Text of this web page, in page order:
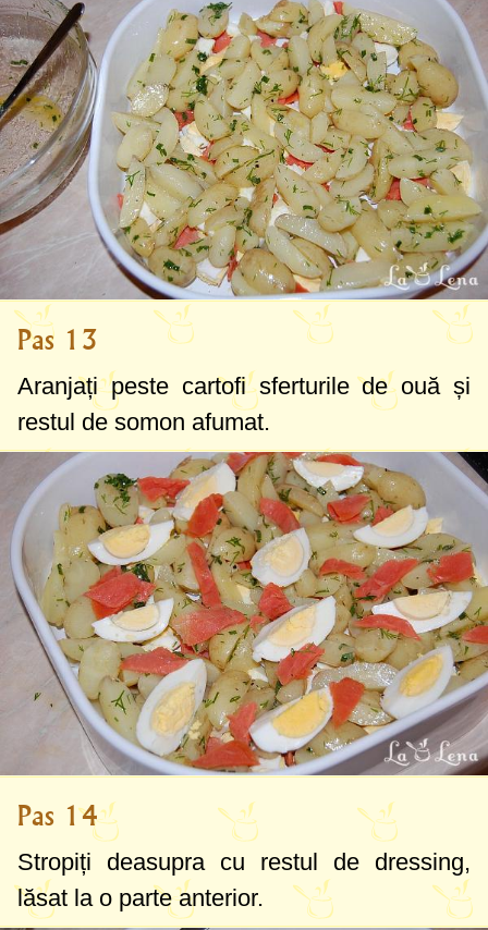
Pas 13
Aranjați peste cartofi sferturile de ouă și
restul de somon afumat.
Pas 14
Stropiți deasupra cu restul de dressing,
lăsat la o parte anterior.